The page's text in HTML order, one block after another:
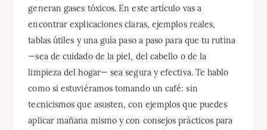
generan gases tóxicos. En este artículo vas a
encontrar explicaciones claras, ejemplos reales,
tablas útiles y una guía paso a paso para que tu rutina
—sea de cuidado de la piel, del cabello o de la
limpieza del hogar— sea segura y efectiva. Te hablo
como si estuviéramos tomando un café: sin
tecnicismos que asusten, con ejemplos que puedes
aplicar mañana mismo y con consejos prácticos para